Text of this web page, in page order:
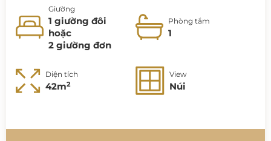
Giường
1 giường đôi
hoặc
2 giường đơn
Phòng tắm
1
Diện tích
42m2
View
Núi